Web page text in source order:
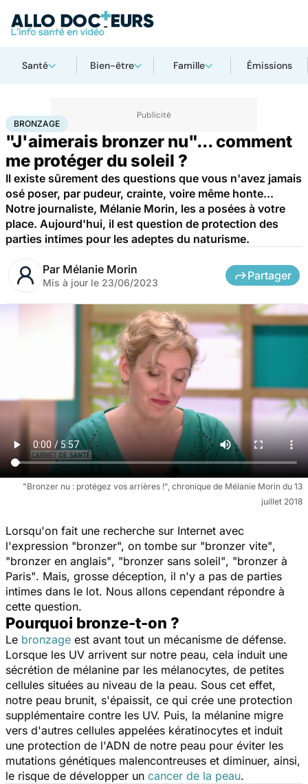
Santé Bien-être Famille Émissions
AccueilSanté Bronzage
BRONZAGE
"J'aimerais bronzer nu"... comment
me protéger du soleil ?
Il existe sûrement des questions que vous n'avez jamais
osé poser, par pudeur, crainte, voire même honte...
Notre journaliste, Mélanie Morin, les a posées à votre
place. Aujourd'hui, il est question de protection des
parties intimes pour les adeptes du naturisme.
Par Mélanie Morin
Mis à jour le 23/06/2023
Partager
"Bronzer nu : protégez vos arrières !", chronique de Mélanie Morin du 13
juillet 2018
Lorsqu'on fait une recherche sur Internet avec
l'expression "bronzer", on tombe sur "bronzer vite",
"bronzer en anglais", "bronzer sans soleil", "bronzer à
Paris". Mais, grosse déception, il n'y a pas de parties
intimes dans le lot. Nous allons cependant répondre à
cette question.
Pourquoi bronze-t-on ?
Le bronzage est avant tout un mécanisme de défense.
Lorsque les UV arrivent sur notre peau, cela induit une
sécrétion de mélanine par les mélanocytes, de petites
cellules situées au niveau de la peau. Sous cet effet,
notre peau brunit, s'épaissit, ce qui crée une protection
supplémentaire contre les UV. Puis, la mélanine migre
vers d'autres cellules appelées kératinocytes et induit
une protection de l'ADN de notre peau pour éviter les
mutations génétiques malencontreuses et diminuer, ainsi,
le risque de développer un cancer de la peau.